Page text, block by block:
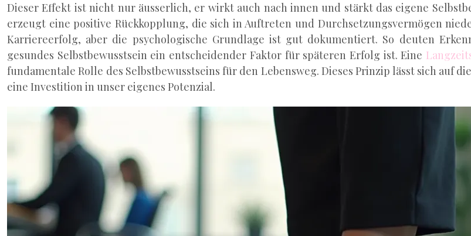
Dieser Effekt ist nicht nur äusserlich, er wirkt auch nach innen und stärkt das eigene
erzeugt eine positive Rückkopplung, die sich in Auftreten und Durchsetzungsvermögen
Karriereerfolg, aber die psychologische Grundlage ist gut dokumentiert. So deuten
gesundes Selbstbewusstsein ein entscheidender Faktor für späteren Erfolg ist. Eine
fundamentale Rolle des Selbstbewusstseins für den Lebensweg. Dieses Prinzip lässt sich auf
eine Investition in unser eigenes Potenzial.